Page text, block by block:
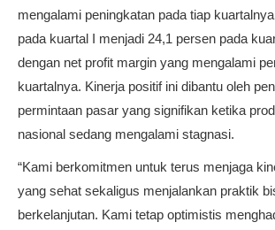
mengalami peningkatan pada tiap
pada kuartal I menjadi 24,1 persen pada
dengan net profit margin yang mengalami
kuartalnya. Kinerja positif ini dibantu oleh
permintaan pasar yang signifikan ketika
nasional sedang mengalami stagnasi.
“Kami berkomitmen untuk terus menjaga
yang sehat sekaligus menjalankan praktik
berkelanjutan. Kami tetap optimistis